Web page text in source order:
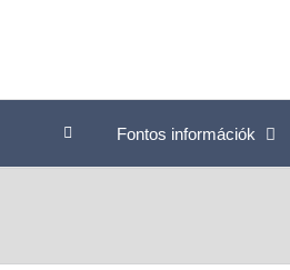
Fontos információk